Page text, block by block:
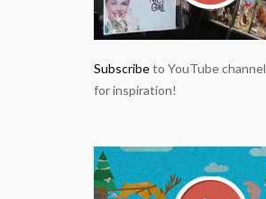
Subscribeto YouTube channel
for inspiration!